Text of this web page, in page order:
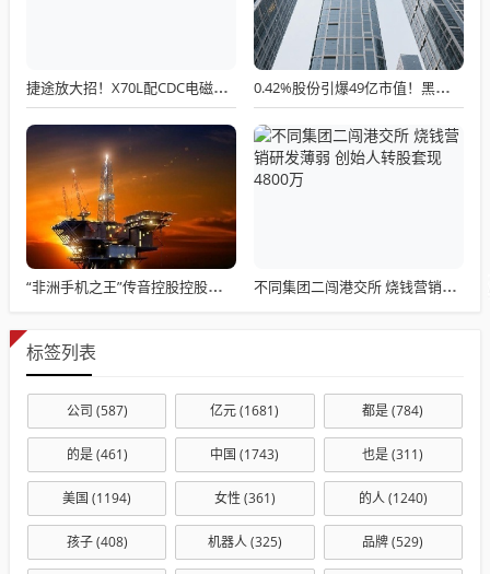
捷途放大招！X70L配CDC电磁悬架+全车电动座椅，这舒适性能卖爆？ 0.42%股份引爆49亿市值！黑芝麻控制权交接暗战，广旅大健康临门一脚
“非洲手机之王”传音控股控股东再抛减持计划：控股股东拟套现超15亿，上半年净利腰斩折射增长隐忧 不同集团二闯港交所 烧钱营销研发薄弱 创始人转股套现4800万
标签列表
公司 (587) 亿元(1681) 都是(784)
的是(461) 中国 (1743) 也是(311)
美国 (1194) 女性 (361) 的人(1240)
孩子(408) 机器人(325) 品牌(529)